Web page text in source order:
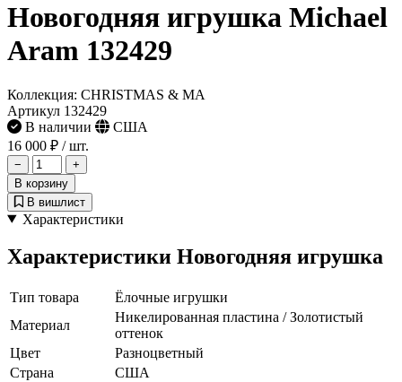
Новогодняя игрушка Michael
Aram 132429
Коллекция: CHRISTMAS & MA
Артикул 132429
В наличии
США
16 000 ₽ / шт.
−
+
В корзину
В вишлист
Характеристики
Характеристики Новогодняя игрушка
Тип товара
Ёлочные игрушки
Материал
Никелированная пластина / Золотистый
оттенок
Цвет
Разноцветный
Страна
США